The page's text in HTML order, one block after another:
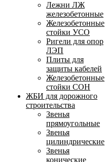
Лежни ЛЖ
железобетонные
Железобетонные
стойки УСО
Ригели для опор
ЛЭП
Плиты для
защиты кабелей
Железобетонные
стойки СОН
ЖБИ для дорожного
строительства
Звенья
прямоугольные
Звенья
цилиндрические
Звенья
конические